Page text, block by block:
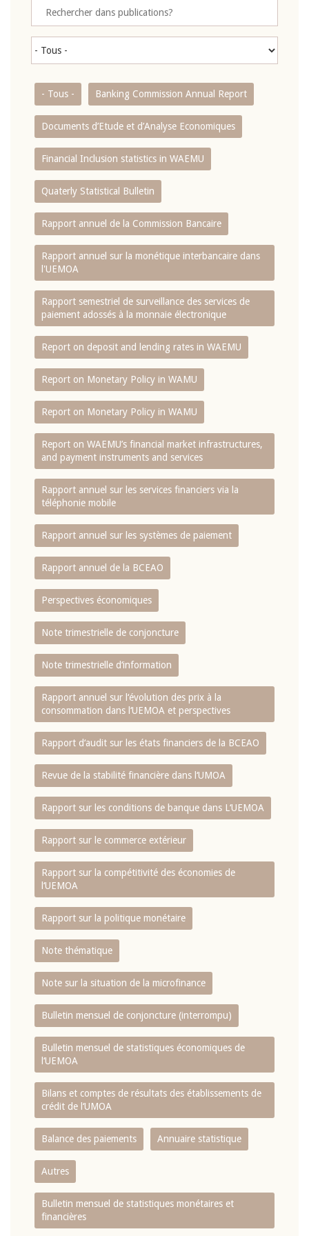
- Tous - Banking Commission Annual Report
Documents d’Etude et d’Analyse Economiques
Financial Inclusion statistics in WAEMU
Quaterly Statistical Bulletin
Rapport annuel de la Commission Bancaire
Rapport annuel sur la monétique interbancaire dans
l'UEMOA
Rapport semestriel de surveillance des services de
paiement adossés à la monnaie électronique
Report on deposit and lending rates in WAEMU
Report on Monetary Policy in WAMU
Report on Monetary Policy in WAMU
Report on WAEMU’s financial market infrastructures,
and payment instruments and services
Rapport annuel sur les services financiers via la
téléphonie mobile
Rapport annuel sur les systèmes de paiement
Rapport annuel de la BCEAO
Perspectives économiques
Note trimestrielle de conjoncture
Note trimestrielle d‘information
Rapport annuel sur l‘évolution des prix à la
consommation dans l‘UEMOA et perspectives
Rapport d‘audit sur les états financiers de la BCEAO
Revue de la stabilité financière dans l‘UMOA
Rapport sur les conditions de banque dans L‘UEMOA
Rapport sur le commerce extérieur
Rapport sur la compétitivité des économies de
l‘UEMOA
Rapport sur la politique monétaire
Note thématique
Note sur la situation de la microfinance
Bulletin mensuel de conjoncture (interrompu)
Bulletin mensuel de statistiques économiques de
l‘UEMOA
Bilans et comptes de résultats des établissements de
crédit de l‘UMOA
Balance des paiements Annuaire statistique
Autres
Bulletin mensuel de statistiques monétaires et
financières